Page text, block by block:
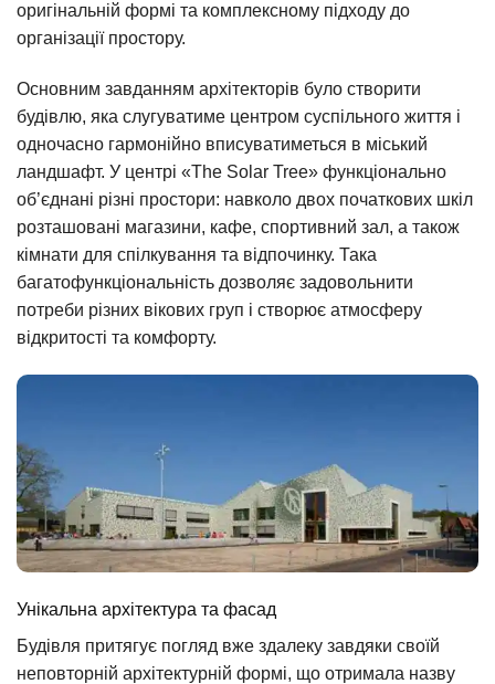
оригінальній формі та комплексному підходу до
організації простору.
Основним завданням архітекторів було створити
будівлю, яка слугуватиме центром суспільного життя і
одночасно гармонійно вписуватиметься в міський
ландшафт. У центрі «The Solar Tree» функціонально
об’єднані різні простори: навколо двох початкових шкіл
розташовані магазини, кафе, спортивний зал, а також
кімнати для спілкування та відпочинку. Така
багатофункціональність дозволяє задовольнити
потреби різних вікових груп і створює атмосферу
відкритості та комфорту.
Унікальна архітектура та фасад
Будівля притягує погляд вже здалеку завдяки своїй
неповторній архітектурній формі, що отримала назву